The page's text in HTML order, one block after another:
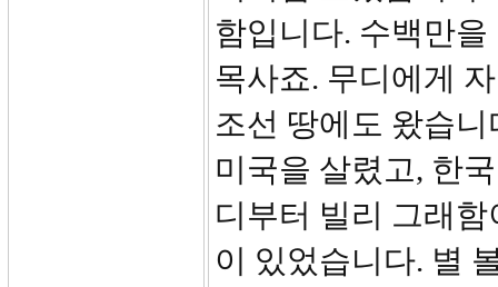
함입니다. 수백만
목사죠. 무디에게
조선 땅에도 왔습
미국을 살렸고, 한
디부터 빌리 그래
이 있었습니다. 별